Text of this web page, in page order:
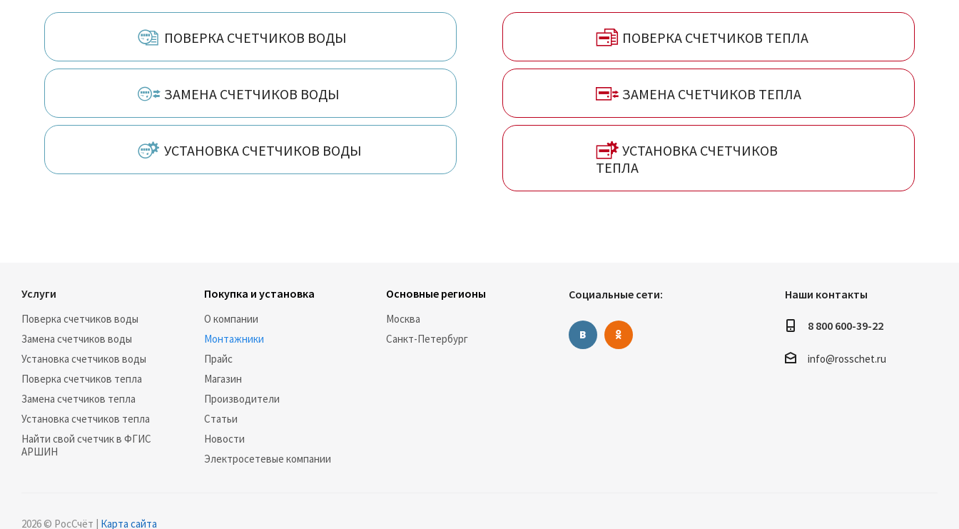
Самара, Санкт-Петербург, Саратов,
Тюмень, Ульяновск, Чебоксары, Челябинск
ПОВЕРКА СЧЕТЧИКОВ ВОДЫ
ЗАМЕНА СЧЕТЧИКОВ ВОДЫ
УСТАНОВКА СЧЕТЧИКОВ ВОДЫ
ПОВЕРКА СЧЕТЧИКОВ ТЕПЛА
ЗАМЕНА СЧЕТЧИКОВ ТЕПЛА
УСТАНОВКА СЧЕТЧИКОВ
ТЕПЛА
Услуги
Поверка счетчиков воды
Замена счетчиков воды
Установка счетчиков воды
Поверка счетчиков тепла
Замена счетчиков тепла
Установка счетчиков тепла
Найти свой счетчик в ФГИС
АРШИН
Покупка и установка
О компании
Монтажники
Прайс
Магазин
Производители
Статьи
Новости
Электросетевые компании
Основные регионы
Москва
Санкт-Петербург
Социальные сети: Наши контакты
8 800 600-39-22
info@rosschet.ru
2026 © РосСчёт | Карта сайта